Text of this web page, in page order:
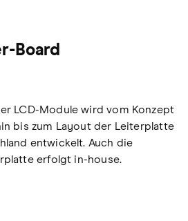
Board
LCD-Module wird vom Konzept
bis zum Layout der Leiterplatte
entwickelt. Auch die
erfolgt in-house.